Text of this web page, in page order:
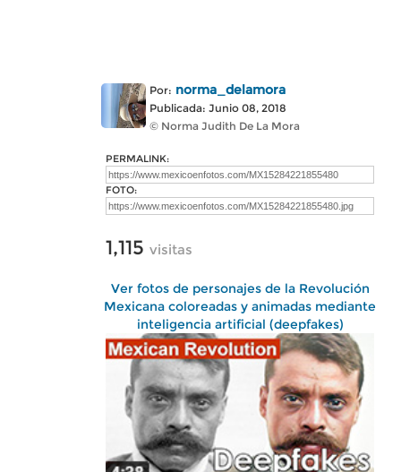
Por: norma_delamora
Publicada: Junio 08, 2018
© Norma Judith De La Mora
PERMALINK:
FOTO:
1,115 visitas
Ver fotos de personajes de la Revolución
Mexicana coloreadas y animadas mediante
inteligencia artificial (deepfakes)